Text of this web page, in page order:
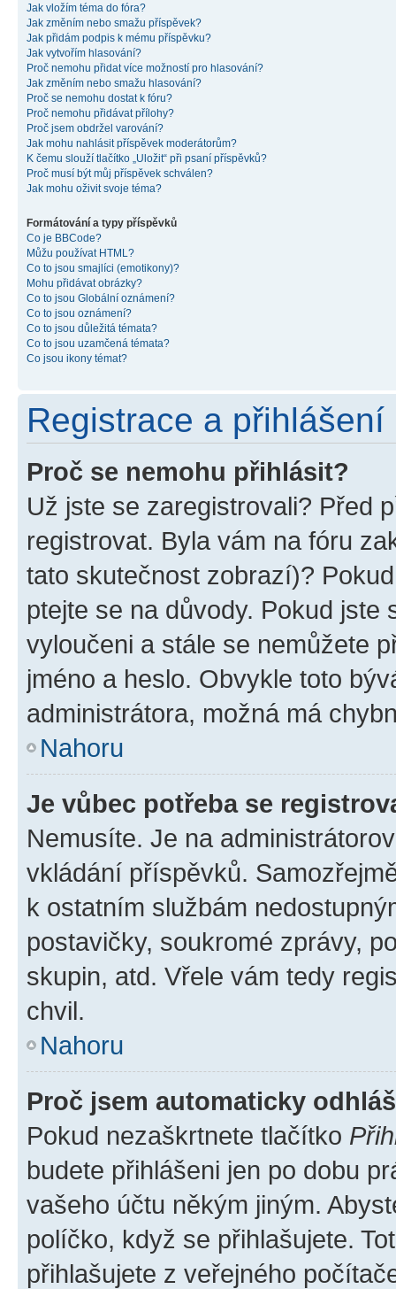
Jak vložím téma do fóra?
Jak změním nebo smažu příspěvek?
Jak přidám podpis k mému příspěvku?
Jak vytvořím hlasování?
Proč nemohu přidat více možností pro hlasování?
Jak změním nebo smažu hlasování?
Proč se nemohu dostat k fóru?
Proč nemohu přidávat přílohy?
Proč jsem obdržel varování?
Jak mohu nahlásit příspěvek moderátorům?
K čemu slouží tlačítko „Uložit“ při psaní příspěvků?
Proč musí být můj příspěvek schválen?
Jak mohu oživit svoje téma?
Formátování a typy příspěvků
Co je BBCode?
Můžu používat HTML?
Co to jsou smajlíci (emotikony)?
Mohu přidávat obrázky?
Co to jsou Globální oznámení?
Co to jsou oznámení?
Co to jsou důležitá témata?
Co to jsou uzamčená témata?
Co jsou ikony témat?
Registrace a přihlášení
Proč se nemohu přihlásit?
Už jste se zaregistrovali? Před
registrovat. Byla vám na fóru
tato skutečnost zobrazí)?
ptejte se na důvody. Pokud jste
vyloučeni a stále se nemůžete
jméno a heslo. Obvykle toto
administrátora, možná má
Nahoru
Je vůbec potřeba se
Nemusíte. Je na
vkládání příspěvků.
k ostatním službám
postavičky, soukromé zprávy,
skupin, atd. Vřele vám tedy
chvil.
Nahoru
Proč jsem automaticky
Pokud nezaškrtnete tlačítko
budete přihlášeni jen po dobu
vašeho účtu někým jiným.
políčko, když se přihlašujete.
přihlašujete z veřejného